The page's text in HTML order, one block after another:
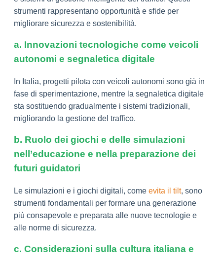
strumenti rappresentano opportunità e sfide per
migliorare sicurezza e sostenibilità.
a. Innovazioni tecnologiche come veicoli
autonomi e segnaletica digitale
In Italia, progetti pilota con veicoli autonomi sono già in
fase di sperimentazione, mentre la segnaletica digitale
sta sostituendo gradualmente i sistemi tradizionali,
migliorando la gestione del traffico.
b. Ruolo dei giochi e delle simulazioni
nell’educazione e nella preparazione dei
futuri guidatori
Le simulazioni e i giochi digitali, come evita il tilt, sono
strumenti fondamentali per formare una generazione
più consapevole e preparata alle nuove tecnologie e
alle norme di sicurezza.
c. Considerazioni sulla cultura italiana e